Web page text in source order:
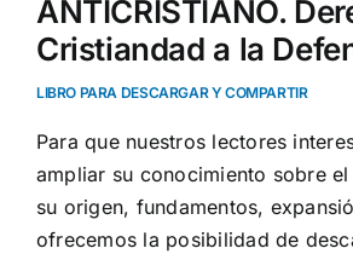
ANTICRISTIANO.
Cristiandad a la
LIBRO PARA DESCARGAR Y COMPARTIR
Para que nuestros lectores
ampliar su conocimiento sobre
su origen, fundamentos,
ofrecemos la posibilidad de